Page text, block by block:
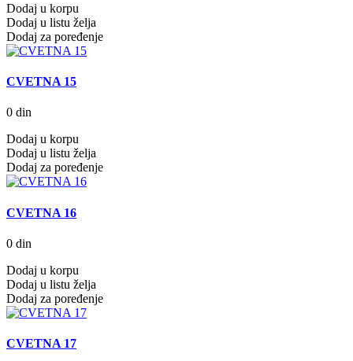
Dodaj u korpu
Dodaj u listu želja
Dodaj za poređenje
CVETNA 15
0 din
Dodaj u korpu
Dodaj u listu želja
Dodaj za poređenje
CVETNA 16
0 din
Dodaj u korpu
Dodaj u listu želja
Dodaj za poređenje
CVETNA 17